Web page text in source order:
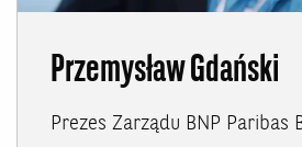
Przemysław Gdański
Prezes Zarządu BNP Paribas